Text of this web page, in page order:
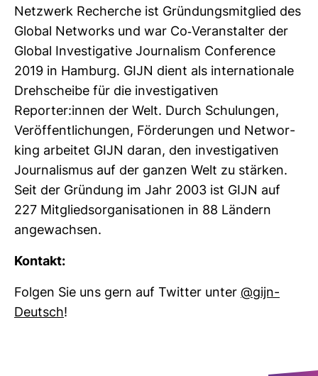
Netz­werk Recherche ist Grün­dungs­mit­glied des
Global Net­works und war Co-​Ver­an­stalter der
Global Inves­ti­ga­tive Jour­na­lism Con­fe­rence
2019 in Ham­burg. GIJN dient als inter­na­tio­nale
Dreh­scheibe für die inves­ti­ga­tiven
Reporter:innen der Welt. Durch Schu­lungen,
Ver­öf­fent­li­chungen, För­de­rungen und Net­wor­
king arbeitet GIJN daran, den inves­ti­ga­tiven
Jour­na­lismus auf der ganzen Welt zu stärken.
Seit der Grün­dung im Jahr 2003 ist GIJN auf
227 Mit­glieds­or­ga­ni­sa­tionen in 88 Län­dern
ange­wachsen.
Kon­takt:
Folgen Sie uns gern auf Twitter unter @gijn­
Deutsch!